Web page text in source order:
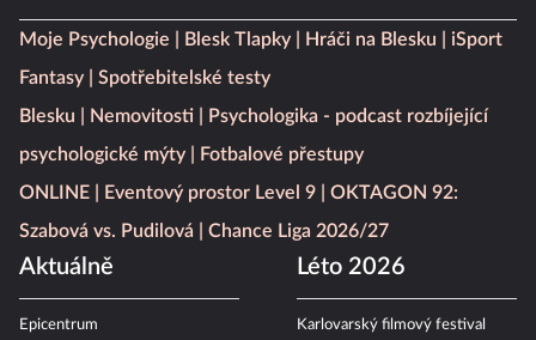
Moje Psychologie Blesk Tlapky Hráči na Blesku
iSport
Fantasy
Spotřebitelské testy
Blesku
Nemovitosti
Psychologika - podcast rozbíjející
psychologické mýty
Fotbalové přestupy
ONLINE
Eventový prostor Level 9
OKTAGON 92:
Szabová vs. Pudilová
Chance Liga 2026/27
Aktuálně
Epicentrum
Léto 2026
Karlovarský filmový festival